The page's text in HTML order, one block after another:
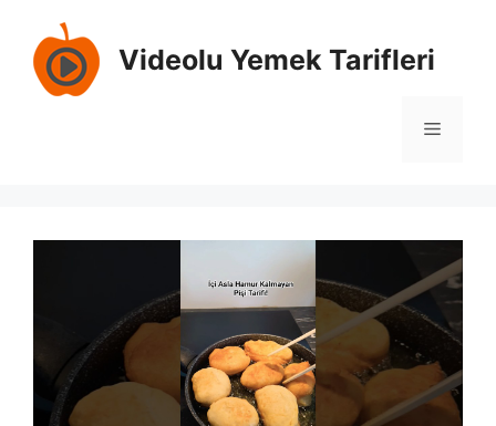
content
Videolu Yemek Tarifleri
Menu